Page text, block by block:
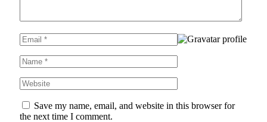
Save my name, email, and website in this browser for
the next time I comment.